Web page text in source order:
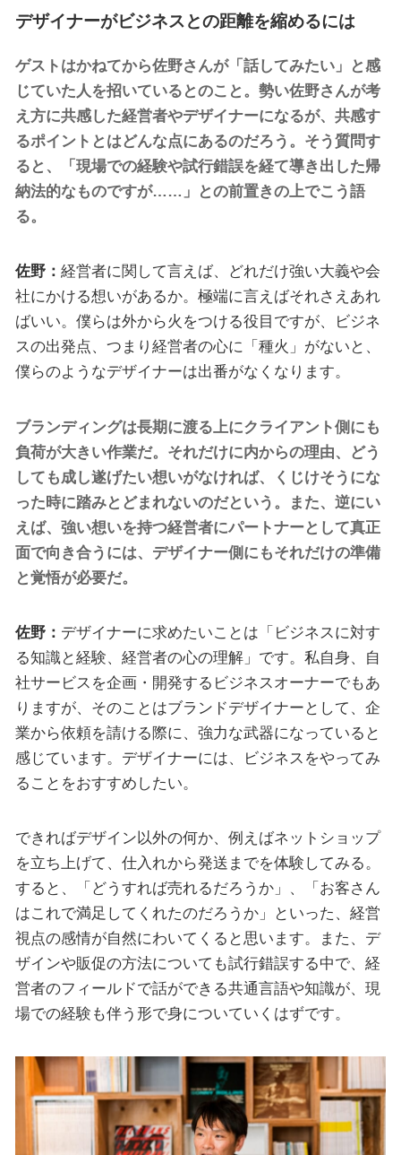
デザイナーがビジネスとの距離を縮めるには
ゲストはかねてから佐野さんが「話してみたい」と感
じていた人を招いているとのこと。勢い佐野さんが考
え方に共感した経営者やデザイナーになるが、共感す
るポイントとはどんな点にあるのだろう。そう質問す
ると、「現場での経験や試行錯誤を経て導き出した帰
納法的なものですが……」との前置きの上でこう語
る。
佐野： 経営者に関して言えば、どれだけ強い大義や会
社にかける想いがあるか。極端に言えばそれさえあれ
ばいい。僕らは外から火をつける役目ですが、ビジネ
スの出発点、つまり経営者の心に「種火」がないと、
僕らのようなデザイナーは出番がなくなります。
ブランディングは長期に渡る上にクライアント側にも
負荷が大きい作業だ。それだけに内からの理由、どう
しても成し遂げたい想いがなければ、くじけそうにな
った時に踏みとどまれないのだという。また、逆にい
えば、強い想いを持つ経営者にパートナーとして真正
面で向き合うには、デザイナー側にもそれだけの準備
と覚悟が必要だ。
佐野： デザイナーに求めたいことは「ビジネスに対す
る知識と経験、経営者の心の理解」です。私自身、自
社サービスを企画・開発するビジネスオーナーでもあ
りますが、そのことはブランドデザイナーとして、企
業から依頼を請ける際に、強力な武器になっていると
感じています。デザイナーには、ビジネスをやってみ
ることをおすすめしたい。
できればデザイン以外の何か、例えばネットショップ
を立ち上げて、仕入れから発送までを体験してみる。
すると、「どうすれば売れるだろうか」、「お客さん
はこれで満足してくれたのだろうか」といった、経営
視点の感情が自然にわいてくると思います。また、デ
ザインや販促の方法についても試行錯誤する中で、経
営者のフィールドで話ができる共通言語や知識が、現
場での経験も伴う形で身についていくはずです。